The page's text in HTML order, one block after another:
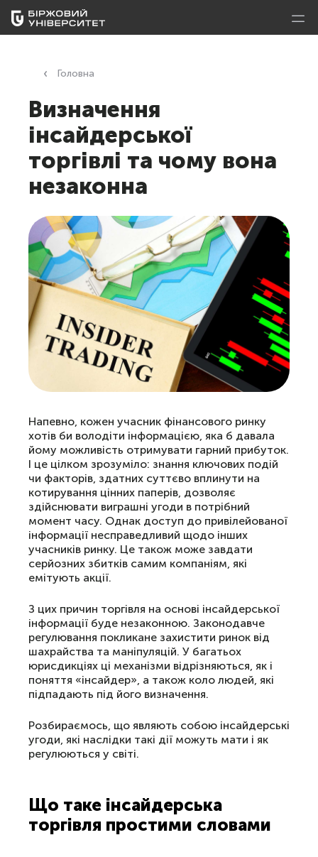
Головна
Визначення
інсайдерської
торгівлі та чому вона
незаконна
Напевно, кожен учасник фінансового ринку
хотів би володіти інформацією, яка б давала
йому можливість отримувати гарний прибуток.
І це цілком зрозуміло: знання ключових подій
чи факторів, здатних суттєво вплинути на
котирування цінних паперів, дозволяє
здійснювати виграшні угоди в потрібний
момент часу. Однак доступ до привілейованої
інформації несправедливий щодо інших
учасників ринку. Це також може завдати
серйозних збитків самим компаніям, які
емітують акції.
З цих причин торгівля на основі інсайдерської
інформації буде незаконною. Законодавче
регулювання покликане захистити ринок від
шахрайства та маніпуляцій. У багатьох
юрисдикціях ці механізми відрізняються, як і
поняття «інсайдер», а також коло людей, які
підпадають під його визначення.
Розбираємось, що являють собою інсайдерські
угоди, які наслідки такі дії можуть мати і як
регулюються у світі.
Що таке інсайдерська
торгівля простими словами